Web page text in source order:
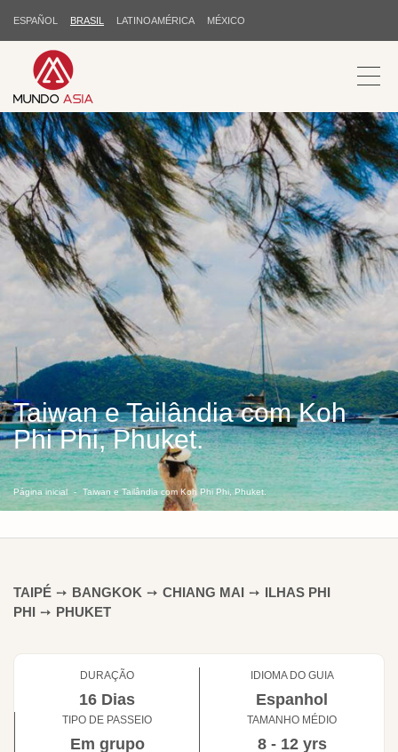
ESPAÑOL BRASIL LATINOAMÉRICA MÉXICO
Taiwan e Tailândia com Koh
Phi Phi, Phuket.
Página inicial Taiwan e Tailândia com Koh Phi Phi, Phuket.
TAIPÉ ➙ BANGKOK ➙ CHIANG MAI ➙ ILHAS PHI
PHI ➙ PHUKET
DURAÇÃO
16 Dias
IDIOMA DO GUIA
Espanhol
TIPO DE PASSEIO
Em grupo
TAMANHO MÉDIO
8 - 12 yrs